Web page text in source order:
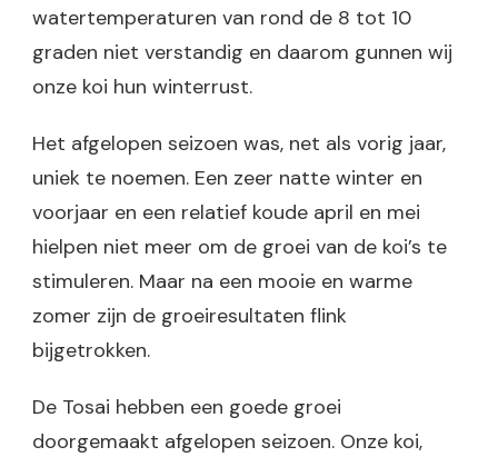
watertemperaturen van rond de 8 tot 10
graden niet verstandig en daarom gunnen wij
onze koi hun winterrust.
Het afgelopen seizoen was, net als vorig jaar,
uniek te noemen. Een zeer natte winter en
voorjaar en een relatief koude april en mei
hielpen niet meer om de groei van de koi’s te
stimuleren. Maar na een mooie en warme
zomer zijn de groeiresultaten flink
bijgetrokken.
De Tosai hebben een goede groei
doorgemaakt afgelopen seizoen. Onze koi,